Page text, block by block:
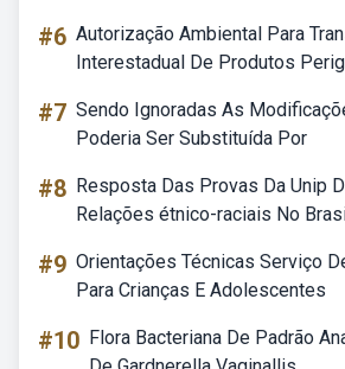
#6 Autorização Ambiental Para
Interestadual De Produtos
#7 Sendo Ignoradas As
Poderia Ser Substituída Por
#8 Resposta Das Provas Da Unip
Relações étnico-raciais No
#9 Orientações Técnicas Serviço
Para Crianças E Adolescentes
#10 Flora Bacteriana De Padrão